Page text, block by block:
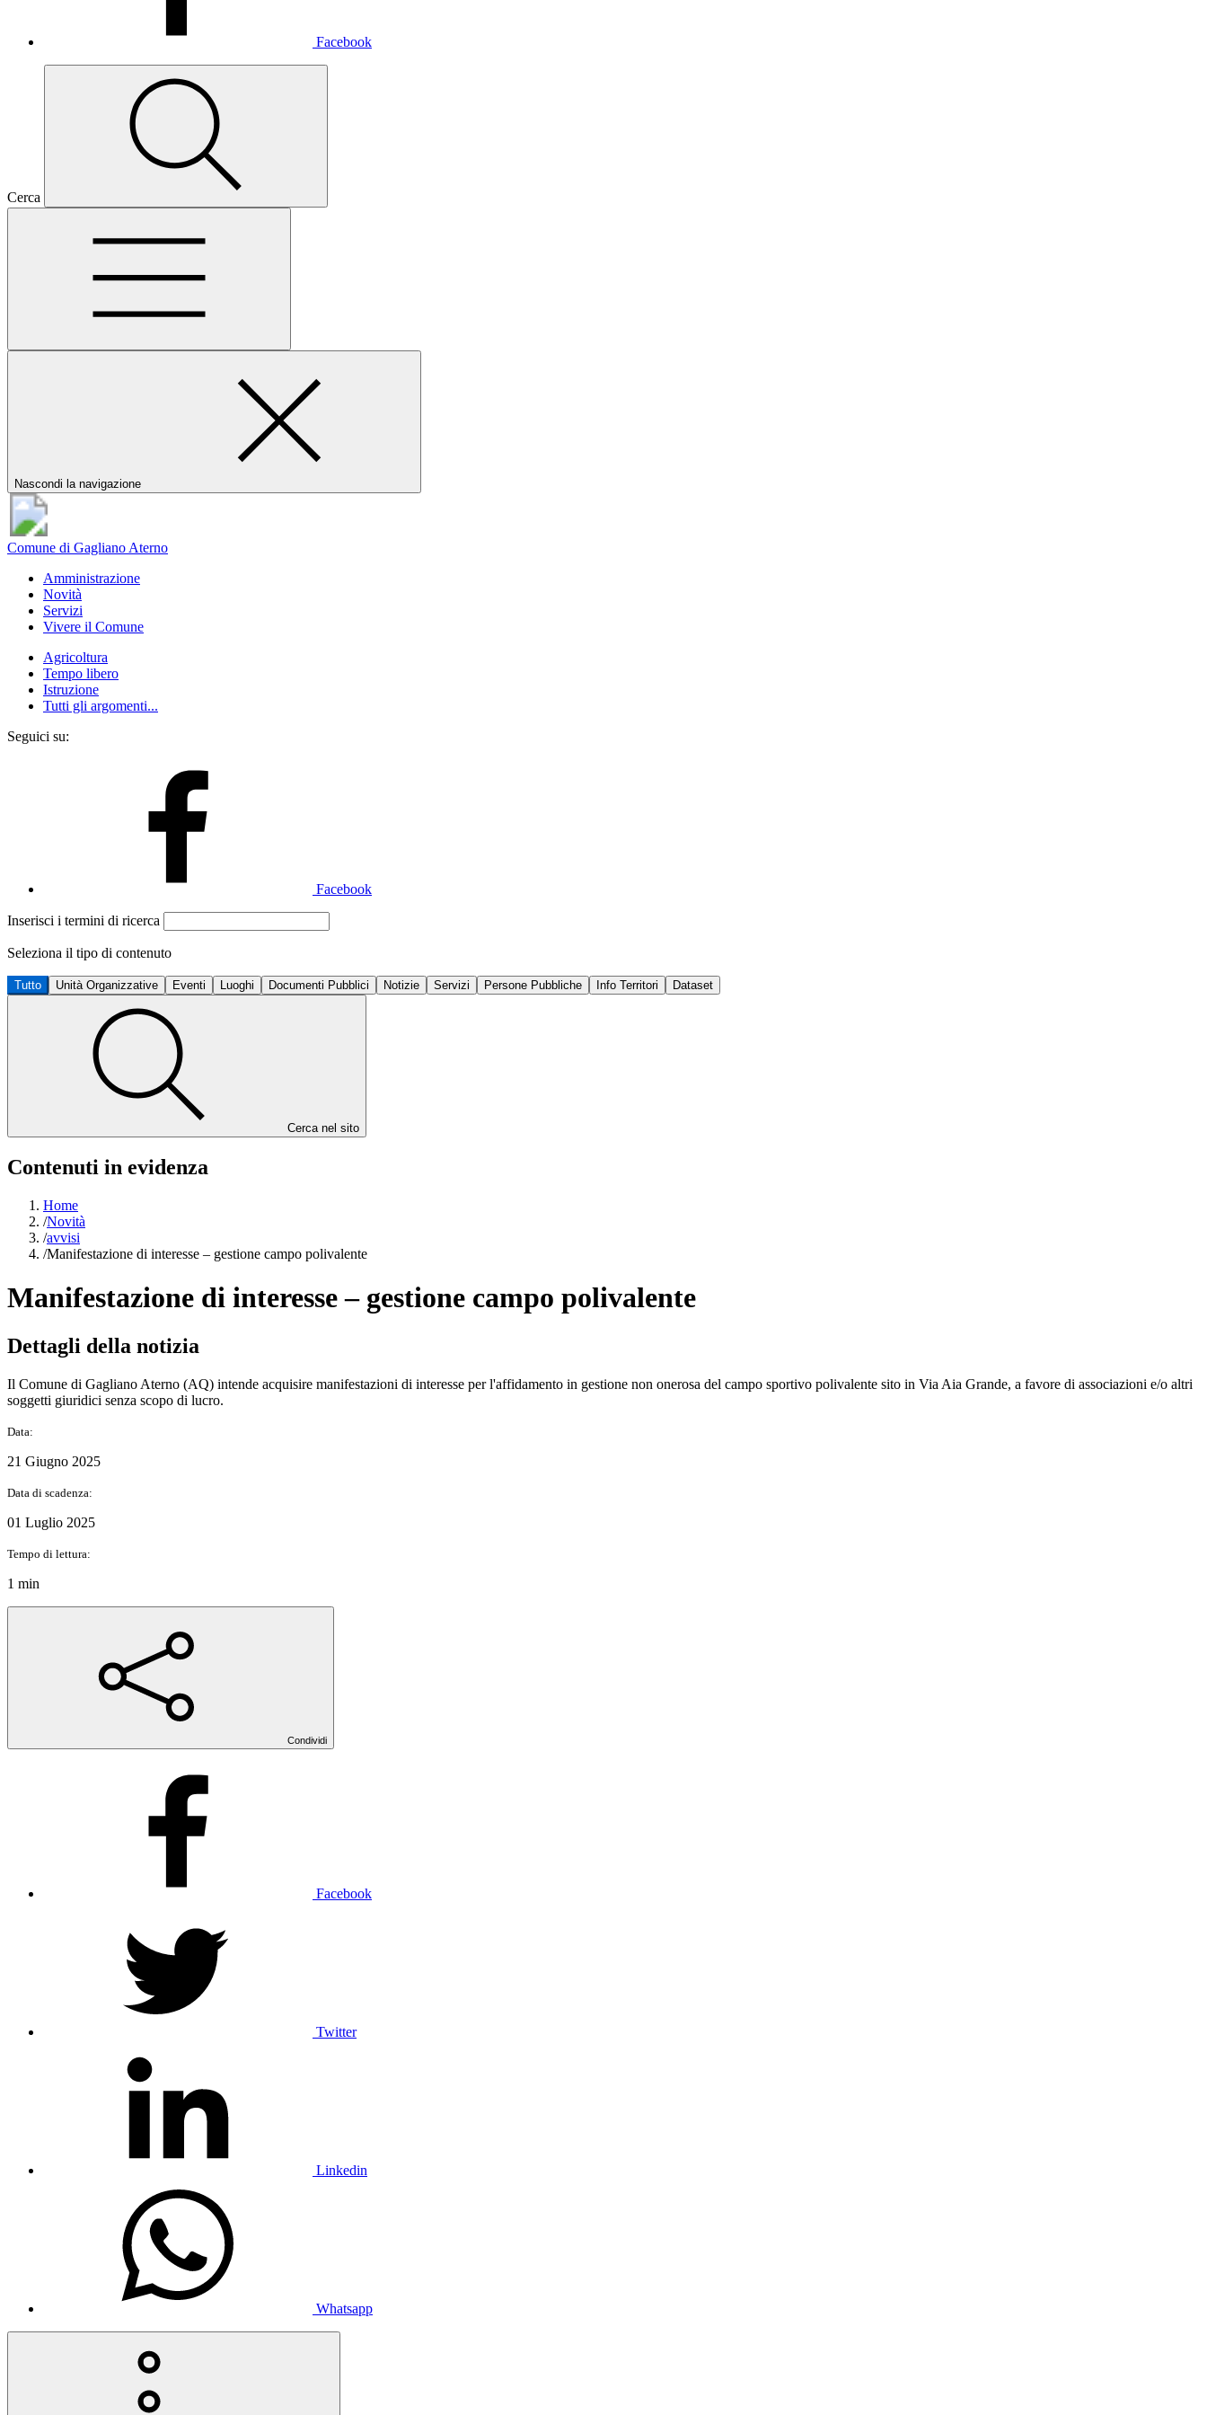
Facebook
Cerca
Nascondi la navigazione
Comune di Gagliano Aterno
Amministrazione
Novità
Servizi
Vivere il Comune
Agricoltura
Tempo libero
Istruzione
Tutti gli argomenti...
Seguici su:
Facebook
Inserisci i termini di ricerca
Seleziona il tipo di contenuto
Tutto Unità Organizzative Eventi Luoghi Documenti Pubblici Notizie Servizi Persone Pubbliche Info Territori Dataset
Cerca nel sito
Contenuti in evidenza
Home
/Novità
/avvisi
/Manifestazione di interesse – gestione campo polivalente
Manifestazione di interesse – gestione campo polivalente
Dettagli della notizia
Il Comune di Gagliano Aterno (AQ) intende acquisire manifestazioni di interesse per l'affidamento in gestione non onerosa del campo sportivo polivalente sito in Via Aia Grande, a favore di associazioni e/o altri
soggetti giuridici senza scopo di lucro.
Data:
21 Giugno 2025
Data di scadenza:
01 Luglio 2025
Tempo di lettura:
1 min
Condividi
Facebook
Twitter
Linkedin
Whatsapp